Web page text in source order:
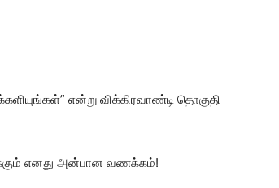
என்று விக்கிரவாண்டி தொகுதி
எனது அன்பான வணக்கம்!